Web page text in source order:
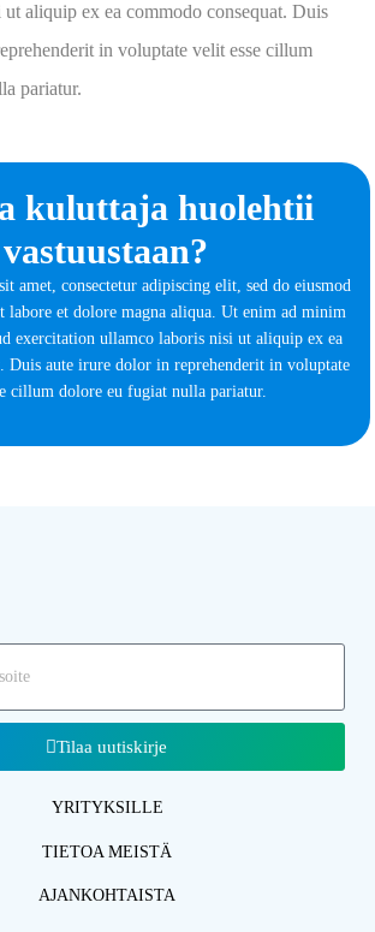
aliquip ex ea commodo consequat. Duis
in voluptate velit esse cillum
pariatur.
kuluttaja huolehtii
vastuustaan?
amet, consectetur adipiscing elit, sed do eiusmod
labore et dolore magna aliqua. Ut enim ad minim
exercitation ullamco laboris nisi ut aliquip ex ea
Duis aute irure dolor in reprehenderit in voluptate
cillum dolore eu fugiat nulla pariatur.
Tilaa uutiskirje
YRITYKSILLE
TIETOA MEISTÄ
AJANKOHTAISTA